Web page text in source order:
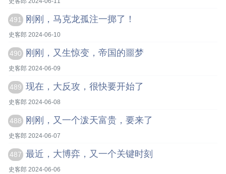
491 刚刚，马克龙孤注一掷了！
史客郎 2024-06-10
490 刚刚，又生惊变，帝国的噩梦
史客郎 2024-06-09
489 现在，大反攻，很快要开始了
史客郎 2024-06-08
488 刚刚，又一个泼天富贵，要来了
史客郎 2024-06-07
487 最近，大博弈，又一个关键时刻
史客郎 2024-06-06